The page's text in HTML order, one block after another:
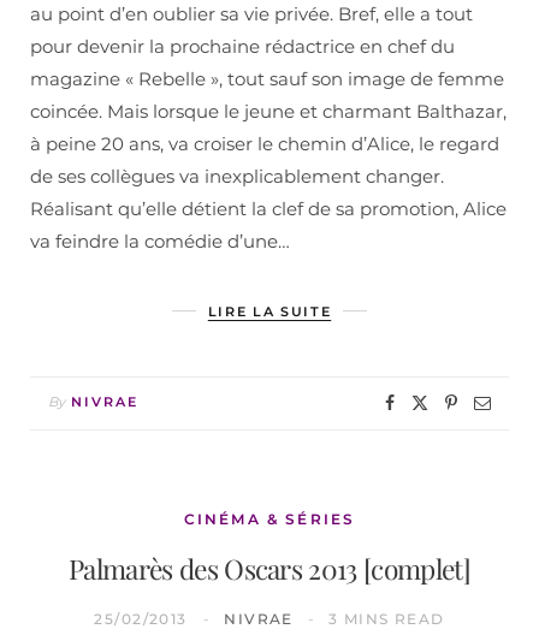
au point d’en oublier sa vie privée. Bref, elle a tout
pour devenir la prochaine rédactrice en chef du
magazine « Rebelle », tout sauf son image de femme
coincée. Mais lorsque le jeune et charmant Balthazar,
à peine 20 ans, va croiser le chemin d’Alice, le regard
de ses collègues va inexplicablement changer.
Réalisant qu’elle détient la clef de sa promotion, Alice
va feindre la comédie d’une…
LIRE LA SUITE
By NIVRAE
CINÉMA & SÉRIES
Palmarès des Oscars 2013 [complet]
25/02/2013 NIVRAE 3 MINS READ